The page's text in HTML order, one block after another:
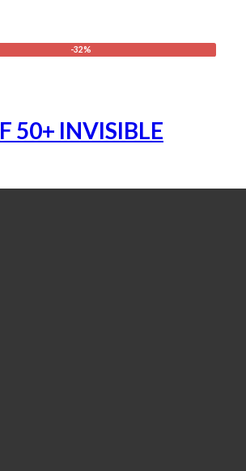
-32%
50+ INVISIBLE